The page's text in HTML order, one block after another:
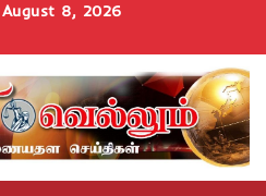
8, 2026
அரசியல்ஆன்மிகம்
சட்டம்
அறிவோம்
சினிமாUncategorized